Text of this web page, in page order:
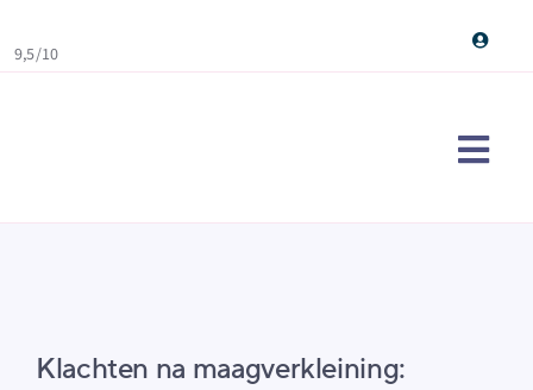
to9,5/10
Klachten na maagverkleining: